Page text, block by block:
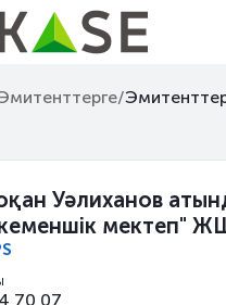
/
Уәлиханов
мектеп"
70 07